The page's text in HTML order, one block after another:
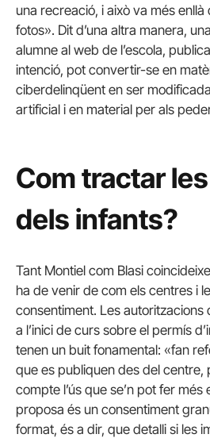
una recreació, i això va més
fotos». Dit d’una altra manera,
alumne al web de l’escola,
intenció, pot convertir-se en
ciberdelinqüent en ser
artificial i en material per als
Com tractar
dels infants?
Tant Montiel com Blasi
ha de venir de com els centres i
consentiment. Les autoritzacions
a l’inici de curs sobre el permís
tenen un buit fonamental: «fan
que es publiquen des del centre,
compte l’ús que se’n pot fer més
proposa és un consentiment
format, és a dir, que detalli si les